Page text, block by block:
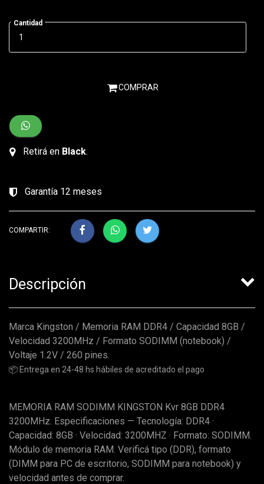
Cantidad
COMPRAR
Retirá en Black.
Garantía 12 meses
COMPARTIR:
Descripción
Marca Kingston / Memoria RAM DDR4 / Capacidad 8GB /
Velocidad 3200MHz / Formato SODIMM (notebook) /
Voltaje 1.2V / 260 pines.
📦 Entrega en 24-48 hs hábiles de acreditado el pago
MEMORIA RAM SODIMM KINGSTON Kvr 8GB DDR4
3200MHz. Especificaciones — Tecnología: DDR4 ·
Capacidad: 8GB · Velocidad: 3200MHZ · Formato: SODIMM.
Módulo de memoria RAM. Verificá tipo (DDR), formato
(DIMM para PC de escritorio, SODIMM para notebook) y
velocidad antes de comprar.